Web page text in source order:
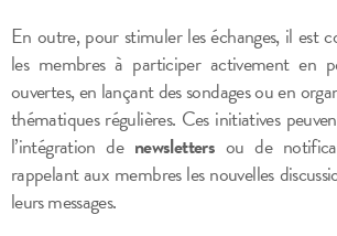
En outre, pour stimuler les échanges, il est
les membres à participer activement en
ouvertes, en lançant des sondages ou en
thématiques régulières. Ces initiatives
l’intégration de newslettersou de
rappelant aux membres les nouvelles
leurs messages.